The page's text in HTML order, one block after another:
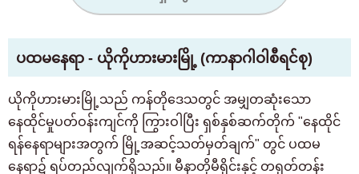
ပထမနေရာ - ယိုကိုဟားမားမြို့ (ကာနာဂါဝါစီရင်စု)
ယိုကိုဟားမားမြို့သည် ကန်တိုဒေသတွင် အမျှတဆုံးသော
နေထိုင်မှုပတ်ဝန်းကျင်ကို ကြွားဝါပြီး ရှစ်နှစ်ဆက်တိုက် "နေထိုင်
ရန်နေရာများအတွက် မြို့အဆင့်သတ်မှတ်ချက်" တွင် ပထမ
နေရာ၌ ရပ်တည်လျက်ရှိသည်။ မီနာတိုမီရိုင်းနှင့် တရုတ်တန်း